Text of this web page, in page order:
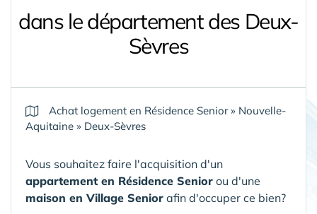
dans le département des Deux-
Sèvres
Achat logement en Résidence Senior» Nouvelle-
Aquitaine » Deux-Sèvres
Vous souhaitez faire l'acquisition d'un
appartement en Résidence Senior ou d'une
maison en Village Senior afin d'occuper ce bien?